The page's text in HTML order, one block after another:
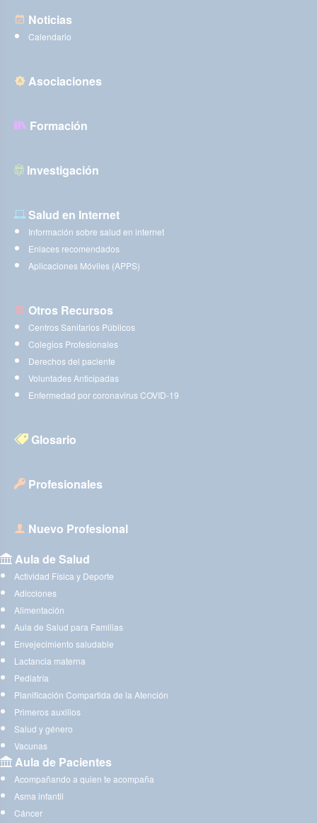
Noticias
Calendario
Asociaciones
Formación
Investigación
Salud en Internet
Información sobre salud en internet
Enlaces recomendados
Aplicaciones Móviles (APPS)
Otros Recursos
Centros Sanitarios Públicos
Colegios Profesionales
Derechos del paciente
Voluntades Anticipadas
Enfermedad por coronavirus COVID-19
Glosario
Profesionales
Nuevo Profesional
Aula de Salud
Actividad Física y Deporte
Adicciones
Alimentación
Aula de Salud para Familias
Envejecimiento saludable
Lactancia materna
Pediatría
Planificación Compartida de la Atención
Primeros auxilios
Salud y género
Vacunas
Aula de Pacientes
Acompañando a quien te acompaña
Asma infantil
Cáncer